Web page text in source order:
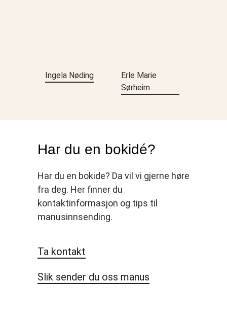
Ingela Nøding
Erle Marie
Sørheim
Har du en bokidé?
Har du en bokide? Da vil vi gjerne høre
fra deg. Her finner du
kontaktinformasjon og tips til
manusinnsending.
Ta kontakt
Slik sender du oss manus